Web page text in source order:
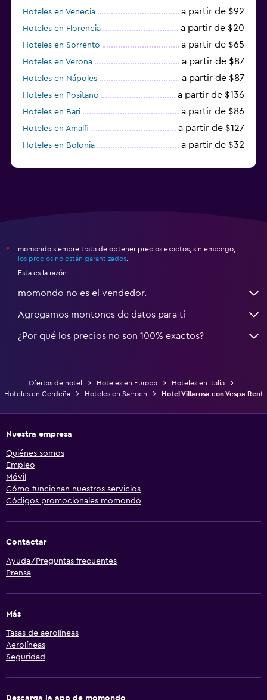
Hoteles en Venecia a partir de $92
Hoteles en Florencia a partir de $20
Hoteles en Sorrento a partir de $65
Hoteles en Verona a partir de $87
Hoteles en Nápoles a partir de $87
Hoteles en Positano a partir de $136
Hoteles en Bari a partir de $86
Hoteles en Amalfi a partir de $127
Hoteles en Bolonia a partir de $32
*
momondo siempre trata de obtener precios exactos, sin embargo,
los precios no están garantizados
Esta es la razón:
momondo no es el vendedor.
Agregamos montones de datos para ti
¿Por qué los precios no son 100% exactos?
Ofertas de hotel Hoteles en Europa
Hoteles en Italia
Hoteles en Cerdeña
Hoteles en Sarroch Hotel Villarosa con Vespa Rent
Nuestra empresa
Quiénes somos
Empleo
Móvil
Cómo funcionan nuestros servicios
Códigos promocionales momondo
Contactar
Ayuda/Preguntas frecuentes
Prensa
Más
Tasas de aerolíneas
Aerolíneas
Seguridad
Descarga la app de momondo